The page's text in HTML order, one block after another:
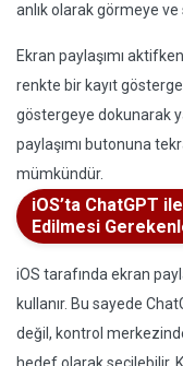
anlık olarak görmeye
Ekran paylaşımı
renkte bir kayıt
göstergeye dokunarak
paylaşımı butonuna
mümkündür.
iOS’ta ChatGPT
Edilmesi
iOS tarafında ekran
kullanır. Bu sayede
değil, kontrol